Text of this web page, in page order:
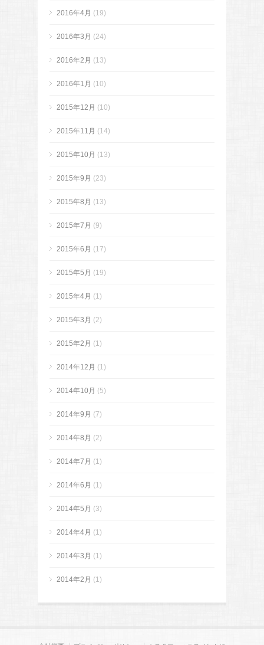
2016年4月 (19)
2016年3月 (24)
2016年2月 (13)
2016年1月 (10)
2015年12月 (10)
2015年11月 (14)
2015年10月 (13)
2015年9月 (23)
2015年8月 (13)
2015年7月 (9)
2015年6月 (17)
2015年5月 (19)
2015年4月 (1)
2015年3月 (2)
2015年2月 (1)
2014年12月 (1)
2014年10月 (5)
2014年9月 (7)
2014年8月 (2)
2014年7月 (1)
2014年6月 (1)
2014年5月 (3)
2014年4月 (1)
2014年3月 (1)
2014年2月 (1)